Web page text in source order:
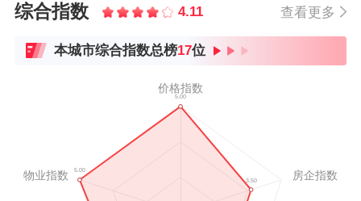
综合指数 4.11 查看更多
本城市综合指数总榜17位